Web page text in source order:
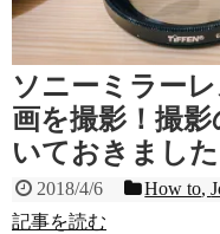
ソニーミラー
画を撮影！撮
いておきまし
2018/4/6 How to,
記事を読む